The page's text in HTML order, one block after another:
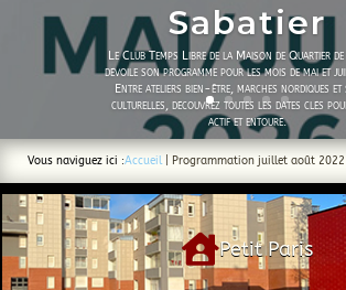
Sabatier
Le Club Temps Libre de la Maison de Quartier
dévoile son programme pour les mois de mai et
Entre ateliers bien-être, marches nordiques et
culturelles, découvrez toutes les dates clés
actif et entouré.
Lire l'acticle
Vous naviguez ici :Accueil| Programmation juillet août 2022
Petit Paris